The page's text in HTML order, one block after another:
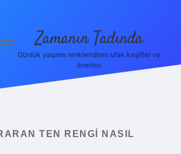
menüyüZamanın Tadında
Günlük yaşamı renklendiren ufak keşifler ve
öneriler.
TEN RENGI NASIL